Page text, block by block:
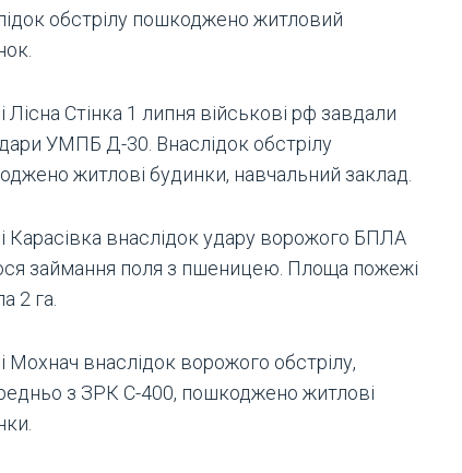
обстрілу пошкоджено житловий
Лісна Стінка 1 липня військові рф завдали
УМПБ Д-30. Внаслідок обстрілу
житлові будинки, навчальний заклад.
Карасiвка внаслідок удару ворожого БПЛА
займання поля з пшеницею. Площа пожежі
2 га.
Мохнач внаслідок ворожого обстрілу,
з ЗРК С-400, пошкоджено житлові